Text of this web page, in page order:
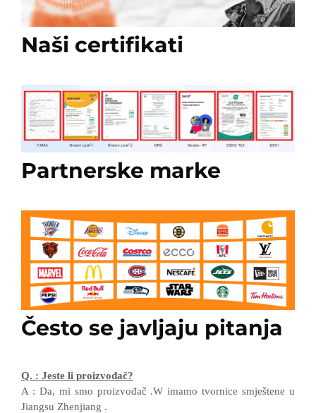
Naši certifikati
Partnerske marke
Često se javljaju pitanja
Q. : Jeste li proizvođač?
A : Da, mi smo proizvođač .Wimamo tvornice smještene u
Jiangsu Zhenjiang .